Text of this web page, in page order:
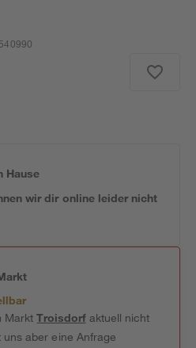
Hause
wir dir online leider nicht
MarktTroisdorfaktuell nicht
aber eine Anfrage